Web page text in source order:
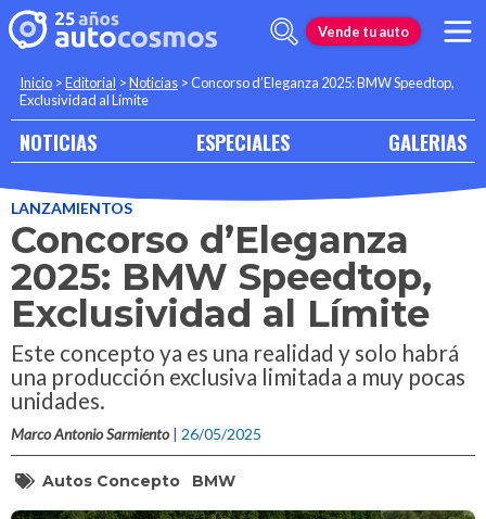
Vende tu auto
Inicio >Editorial >Noticias >Concorso d’Eleganza 2025: BMW Speedtop,
Exclusividad al Límite
NOTICIAS ESPECIALES GALERIAS
LANZAMIENTOS
Concorso d’Eleganza
2025: BMW Speedtop,
Exclusividad al Límite
Este concepto ya es una realidad y solo habrá
una producción exclusiva limitada a muy pocas
unidades.
Marco Antonio Sarmiento | 26/05/2025
Autos Concepto BMW